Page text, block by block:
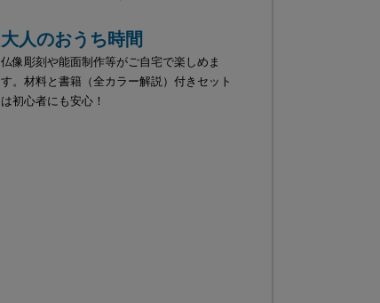
大人のおうち時間
仏像彫刻や能面制作等がご自宅で楽しめま
す。材料と書籍（全カラー解説）付きセット
は初心者にも安心！